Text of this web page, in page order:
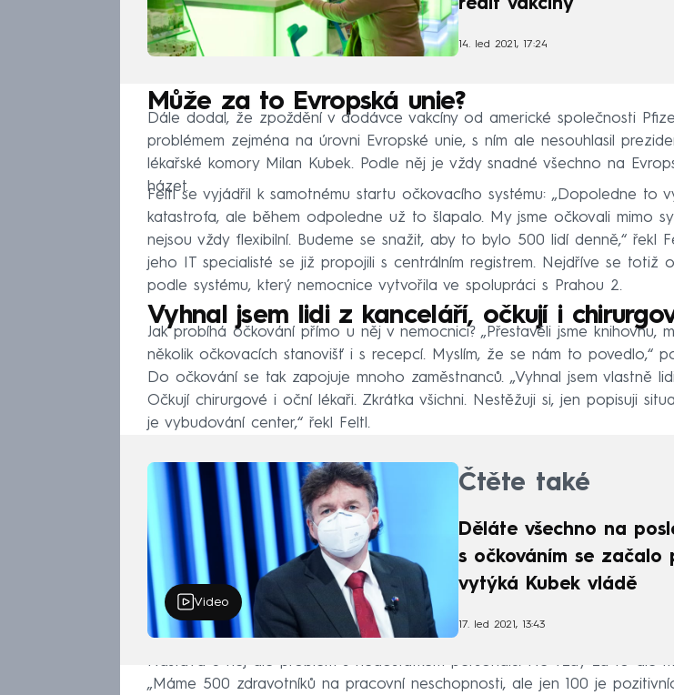
ředit vakcíny
14. led 2021, 17:24
Může za to Evropská unie?
Dále dodal, že zpoždění v dodávce vakcíny od americké společnosti
problémem zejména na úrovni Evropské unie, s ním ale nesouhlasil
lékařské komory Milan Kubek. Podle něj je vždy snadné všechno na
házet.
Feltl se vyjádřil k samotnému startu očkovacího systému: „Dopoledne to
katastrofa, ale během odpoledne už to šlapalo. My jsme očkovali mimo
nejsou vždy flexibilní. Budeme se snažit, aby to bylo 500 lidí denně,“ řekl
jeho IT specialisté se již propojili s centrálním registrem. Nejdříve se totiž
podle systému, který nemocnice vytvořila ve spolupráci s Prahou 2.
Vyhnal jsem lidi z kanceláří, očkují i
Jak probíhá očkování přímo u něj v nemocnici? „Přestavěli jsme knihovnu,
několik očkovacích stanovišť i s recepcí. Myslím, že se nám to povedlo,“
Do očkování se tak zapojuje mnoho zaměstnanců. „Vyhnal jsem vlastně
Očkují chirurgové i oční lékaři. Zkrátka všichni. Nestěžuji si, jen popisuji
je vybudování center,“ řekl Feltl.
Video
Čtěte také
Děláte všechno na
s očkováním se začalo
vytýká Kubek vládě
17. led 2021, 13:43
Nastává u něj ale problém s nedostatkem personálu. Ne vždy za to ale
„Máme 500 zdravotníků na pracovní neschopnosti, ale jen 100 je